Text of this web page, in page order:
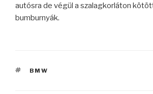
autósra de végül a szalagkorláton
bumburnyák.
CÍMKÉK
BMW